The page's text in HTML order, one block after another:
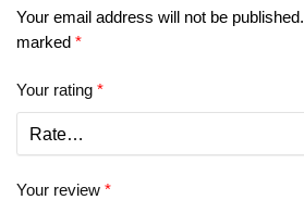
Your email address will not be published.
marked *
Your rating *
Your review *